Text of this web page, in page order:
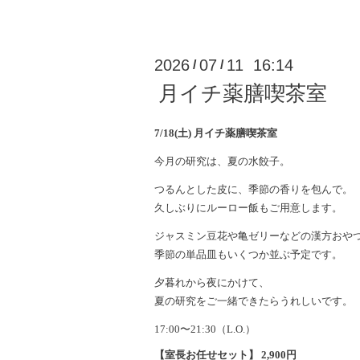
2026 /07 / 11 16:14
月イチ薬膳喫茶室
7/18(土) 月イチ薬膳喫茶室
今月の研究は、夏の水餃子。
つるんとした皮に、季節の香りを包んで。
久しぶりにルーロー飯もご用意します。
ジャスミン豆花や亀ゼリーなどの漢方おや
季節の単品皿もいくつか並ぶ予定です。
夕暮れから夜にかけて、
夏の研究をご一緒できたらうれしいです。
17:00〜21:30（L.O.）
【室長お任せセット】 2,900円